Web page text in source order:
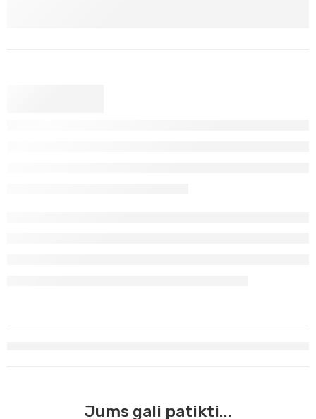
Jums gali patikti...